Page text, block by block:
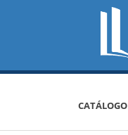
CATÁLOGO